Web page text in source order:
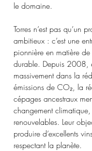
le domaine.
Torres n’est pas qu’un
ambitieux : c’est une
pionnière en matière de
durable. Depuis 2008,
massivement dans la
émissions de CO₂, la
cépages ancestraux
changement
renouvelables. Leur
produire d’excellents
respectant la planète.